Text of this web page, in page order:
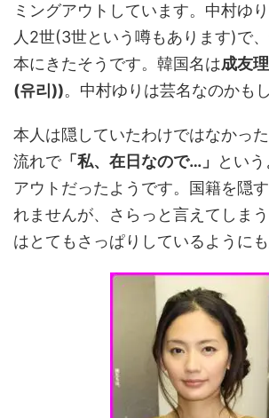
ミングアウトしています。中村ゆ
人2世(3世という噂もあります)で
本にきたそうです。韓国名は成友
(유리))。中村ゆりは芸名なのかも
本人は隠していたわけではなかっ
流れで「私、在日なので…」
とい
アウトだったようです。国籍を隠
れませんが、さらっと言えてしま
はとてもさっぱりしているようにも